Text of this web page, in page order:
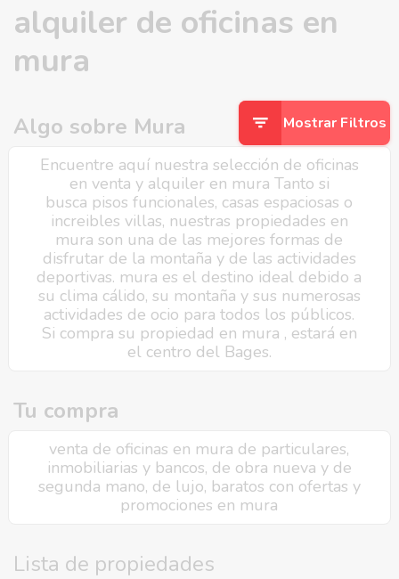
alquiler de oficinas en
mura
Mostrar Filtros
Algo sobre Mura
Encuentre aquí nuestra selección de oficinas
en venta y alquiler en mura Tanto si
busca pisos funcionales, casas espaciosas o
increibles villas, nuestras propiedades en
mura son una de las mejores formas de
disfrutar de la montaña y de las actividades
deportivas. mura es el destino ideal debido a
su clima cálido, su montaña y sus numerosas
actividades de ocio para todos los públicos.
Si compra su propiedad en mura , estará en
el centro del Bages.
Tu compra
venta de oficinas en mura de particulares,
inmobiliarias y bancos, de obra nueva y de
segunda mano, de lujo, baratos con ofertas y
promociones en mura
Lista de propiedades